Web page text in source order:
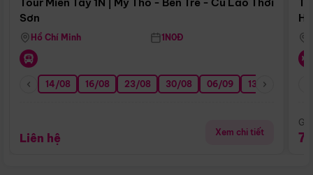
Sơn
Hồ Chí Minh 1N0Đ
14/08 16/08 23/08 30/08 06/09 13/09
Liên hệ Xem chi tiết